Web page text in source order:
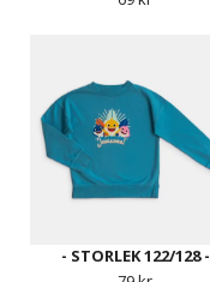
- STORLEK 122/128 -